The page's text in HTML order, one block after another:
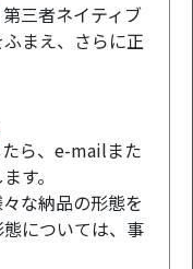
三者ネイティブ
まえ、さらに正
ら、e-mailまた
す。
な納品の形態を
については、事